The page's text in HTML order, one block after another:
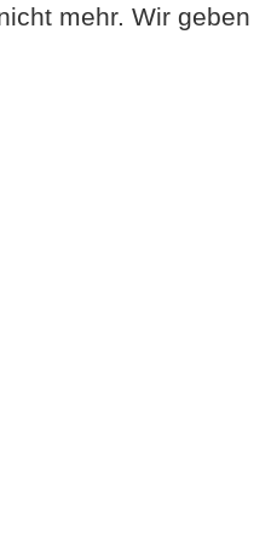
mehr. Wir